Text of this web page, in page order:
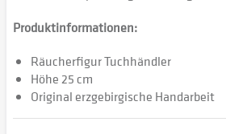
Produktinformationen:
Räucherfigur Tuchhändler
Höhe 25 cm
Original erzgebirgische Handarbeit